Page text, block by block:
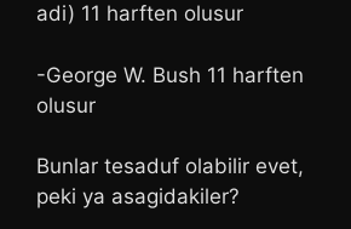
adi) 11 harften olusur
-George W. Bush 11 harften
olusur
Bunlar tesaduf olabilir evet,
peki ya asagidakiler?